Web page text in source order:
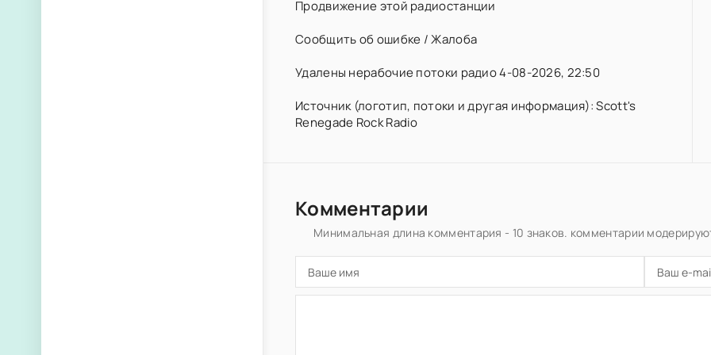
Продвижение этой радиостанции
Сообщить об ошибке / Жалоба
Удалены нерабочие потоки радио 4-08-2026, 22:50
Источник (логотип, потоки и другая информация): Scott's
Renegade Rock Radio
Комментарии
Минимальная длина комментария - 10 знаков. комментарии